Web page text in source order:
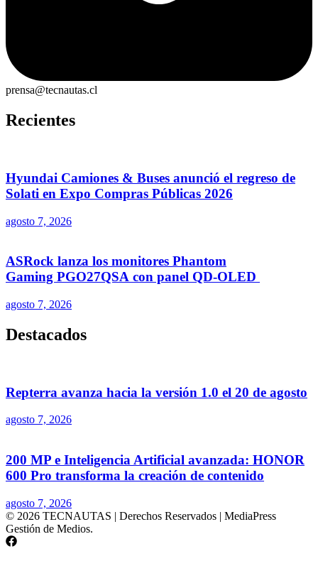
prensa@tecnautas.cl
Recientes
Hyundai Camiones & Buses anunció el regreso de
Solati en Expo Compras Públicas 2026
agosto 7, 2026
ASRock lanza los monitores Phantom
Gaming PGO27QSA con panel QD-OLED
agosto 7, 2026
Destacados
Repterra avanza hacia la versión 1.0 el 20 de agosto
agosto 7, 2026
200 MP e Inteligencia Artificial avanzada: HONOR
600 Pro transforma la creación de contenido
agosto 7, 2026
© 2026 TECNAUTAS | Derechos Reservados | MediaPress
Gestión de Medios.